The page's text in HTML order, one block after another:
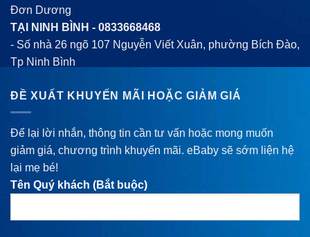
Đơn Dương
TẠI NINH BÌNH - 0833668468
- Số nhà 26 ngõ 107 Nguyễn Viết Xuân, phường Bích Đào,
Tp Ninh Bình
ĐỀ XUẤT KHUYẾN MÃI HOẶC GIẢM GIÁ
Để lại lời nhắn, thông tin cần tư vấn hoặc mong muốn
giảm giá, chương trình khuyến mãi. eBaby sẽ sớm liện hệ
lại mẹ bé!
Tên Quý khách (Bắt buộc)